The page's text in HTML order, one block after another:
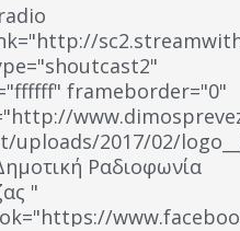
frameborder="0"
uploads/2017/02/
Ραδιοφωνία
"